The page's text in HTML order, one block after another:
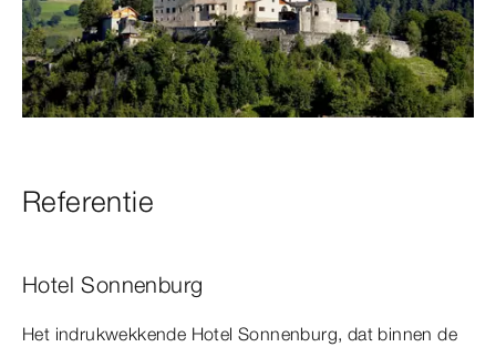
Referentie
Hotel Sonnenburg
Het indrukwekkende Hotel Sonnenburg, dat binnen de